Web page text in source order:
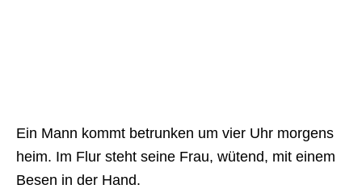
Ein Mann kommt betrunken um vier Uhr morgens
heim. Im Flur steht seine Frau, wütend, mit einem
Besen in der Hand.